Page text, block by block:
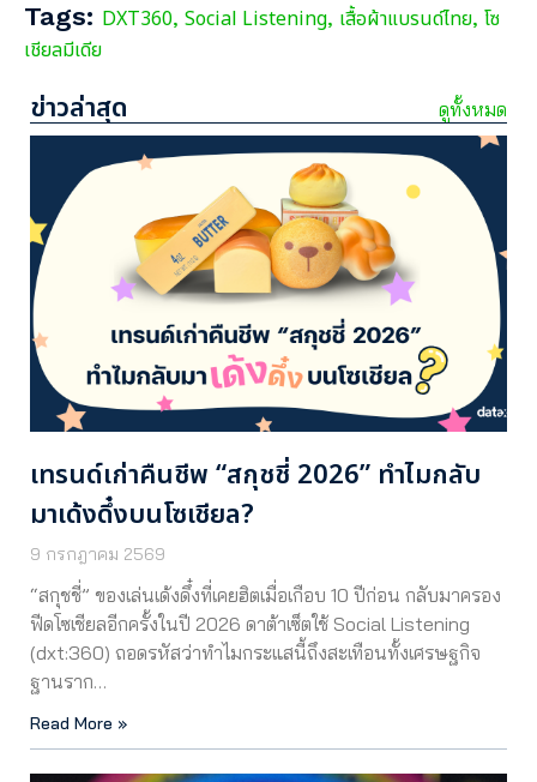
Tags: DXT360, Social Listening, เสื้อผ้าแบรนด์ไทย, โซ
เชียลมีเดีย
ข่าวล่าสุด ดูทั้งหมด
เทรนด์เก่าคืนชีพ “สกุชชี่ 2026” ทำไมกลับ
มาเด้งดึ๋งบนโซเชียล?
9 กรกฎาคม 2569
“สกุชชี่” ของเล่นเด้งดึ๋งที่เคยฮิตเมื่อเกือบ 10 ปีก่อน กลับมาครอง
ฟีดโซเชียลอีกครั้งในปี 2026 ดาต้าเซ็ตใช้ Social Listening
(dxt:360) ถอดรหัสว่าทำไมกระแสนี้ถึงสะเทือนทั้งเศรษฐกิจ
ฐานราก…
Read More »